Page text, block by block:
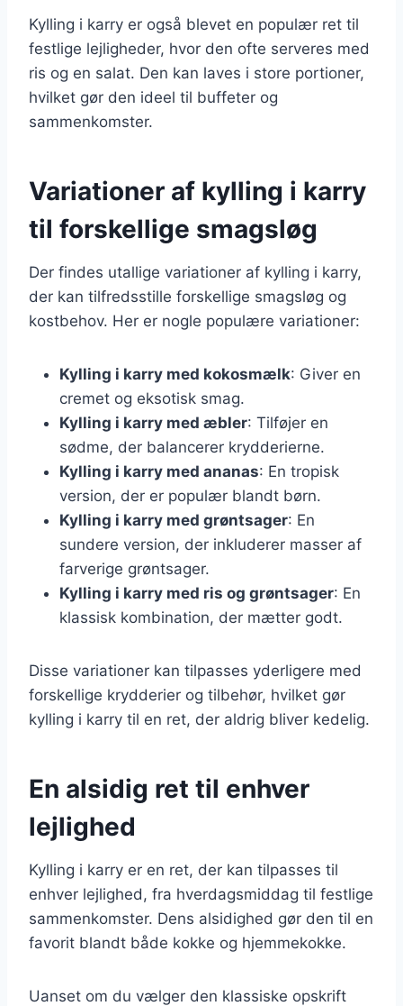
Kylling i karry er også blevet en populær ret til
festlige lejligheder, hvor den ofte serveres med
ris og en salat. Den kan laves i store portioner,
hvilket gør den ideel til buffeter og
sammenkomster.
Variationer af kylling i karry
til forskellige smagsløg
Der findes utallige variationer af kylling i karry,
der kan tilfredsstille forskellige smagsløg og
kostbehov. Her er nogle populære variationer:
Kylling i karry med kokosmælk: Giver en
cremet og eksotisk smag.
Kylling i karry med æbler: Tilføjer en
sødme, der balancerer krydderierne.
Kylling i karry med ananas: En tropisk
version, der er populær blandt børn.
Kylling i karry med grøntsager: En
sundere version, der inkluderer masser af
farverige grøntsager.
Kylling i karry med ris og grøntsager: En
klassisk kombination, der mætter godt.
Disse variationer kan tilpasses yderligere med
forskellige krydderier og tilbehør, hvilket gør
kylling i karry til en ret, der aldrig bliver kedelig.
En alsidig ret til enhver
lejlighed
Kylling i karry er en ret, der kan tilpasses til
enhver lejlighed, fra hverdagsmiddag til festlige
sammenkomster. Dens alsidighed gør den til en
favorit blandt både kokke og hjemmekokke.
Uanset om du vælger den klassiske opskrift